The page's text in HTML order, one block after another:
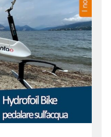
sulle soft skills